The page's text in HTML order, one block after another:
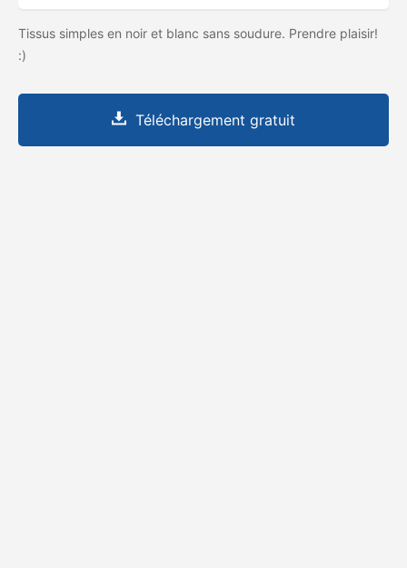
Tissus simples en noir et blanc sans soudure. Prendre plaisir!
:)
Téléchargement gratuit